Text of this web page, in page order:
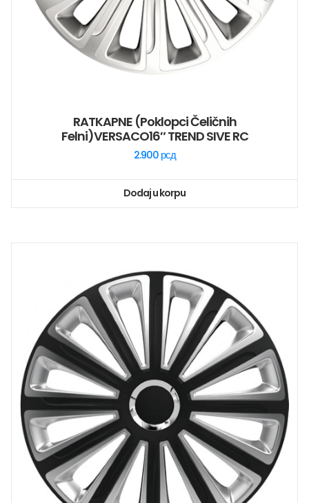
RATKAPNE (poklopci Čeličnih
Felni)VERSACO16″ TREND SIVE RC
2.900 рсд
Dodaj u korpu